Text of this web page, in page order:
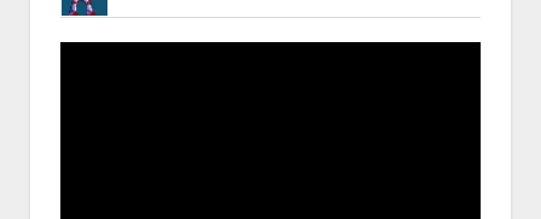
BRUNOB